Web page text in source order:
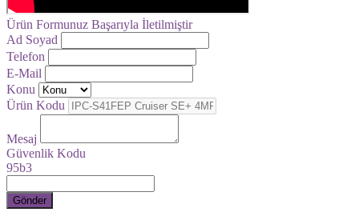
Ürün Formunuz Başarıyla İletilmiştir
Ad Soyad
Telefon
E-Mail
Konu
Ürün Kodu
Mesaj
Güvenlik Kodu
95b3
Gönder